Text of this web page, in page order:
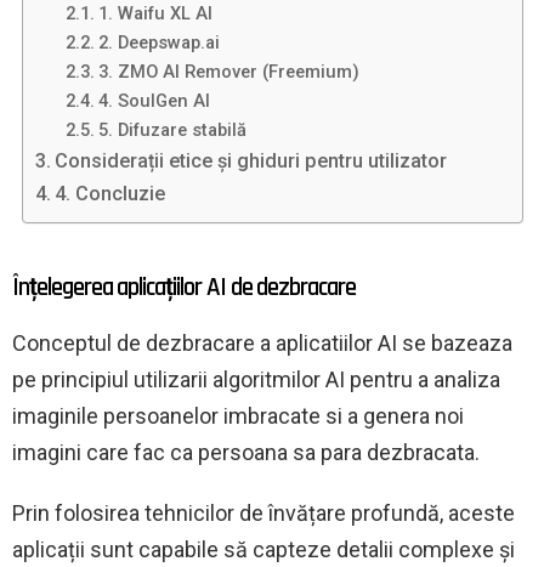
1. Waifu XL AI
2. Deepswap.ai
3. ZMO AI Remover (Freemium)
4. SoulGen AI
5. Difuzare stabilă
Considerații etice și ghiduri pentru utilizator
4. Concluzie
Înțelegerea aplicațiilor AI de dezbracare
Conceptul de dezbracare a aplicatiilor AI se bazeaza
pe principiul utilizarii algoritmilor AI pentru a analiza
imaginile persoanelor imbracate si a genera noi
imagini care fac ca persoana sa para dezbracata.
Prin folosirea tehnicilor de învățare profundă, aceste
aplicații sunt capabile să capteze detalii complexe și